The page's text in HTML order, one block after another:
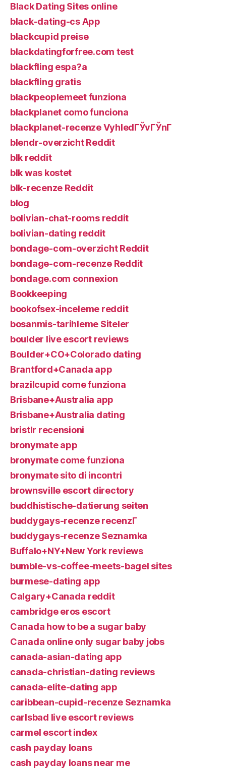
Black Dating Sites online
black-dating-cs App
blackcupid preise
blackdatingforfree.com test
blackfling espa?a
blackfling gratis
blackpeoplemeet funziona
blackplanet como funciona
blackplanet-recenze VyhledГЎvГЎnГ­
blendr-overzicht Reddit
blk reddit
blk was kostet
blk-recenze Reddit
blog
bolivian-chat-rooms reddit
bolivian-dating reddit
bondage-com-overzicht Reddit
bondage-com-recenze Reddit
bondage.com connexion
Bookkeeping
bookofsex-inceleme reddit
bosanmis-tarihleme Siteler
boulder live escort reviews
Boulder+CO+Colorado dating
Brantford+Canada app
brazilcupid come funziona
Brisbane+Australia app
Brisbane+Australia dating
bristlr recensioni
bronymate app
bronymate come funziona
bronymate sito di incontri
brownsville escort directory
buddhistische-datierung seiten
buddygays-recenze recenzГ­
buddygays-recenze Seznamka
Buffalo+NY+New York reviews
bumble-vs-coffee-meets-bagel sites
burmese-dating app
Calgary+Canada reddit
cambridge eros escort
Canada how to be a sugar baby
Canada online only sugar baby jobs
canada-asian-dating app
canada-christian-dating reviews
canada-elite-dating app
caribbean-cupid-recenze Seznamka
carlsbad live escort reviews
carmel escort index
cash payday loans
cash payday loans near me